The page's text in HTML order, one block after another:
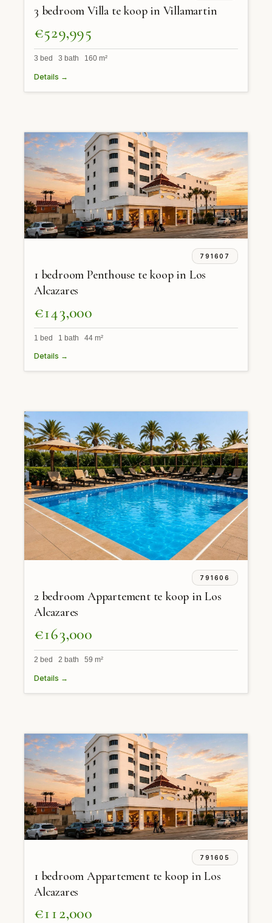
3 bedroom Villa te koop in Villamartin
€529,995
3 bed 3 bath 160 m²
Details →
791607
1 bedroom Penthouse te koop in Los
Alcazares
€143,000
1 bed 1 bath 44 m²
Details →
791606
2 bedroom Appartement te koop in Los
Alcazares
€163,000
2 bed 2 bath 59 m²
Details →
791605
1 bedroom Appartement te koop in Los
Alcazares
€112,000